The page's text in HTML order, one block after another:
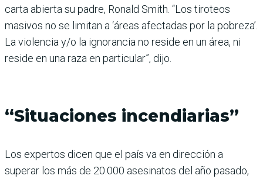
carta abierta su padre, Ronald Smith. “Los tiroteos
masivos no se limitan a ‘áreas afectadas por la pobreza’.
La violencia y/o la ignorancia no reside en un área, ni
reside en una raza en particular”, dijo.
“Situaciones incendiarias”
Los expertos dicen que el país va en dirección a
superar los más de 20.000 asesinatos del año pasado,